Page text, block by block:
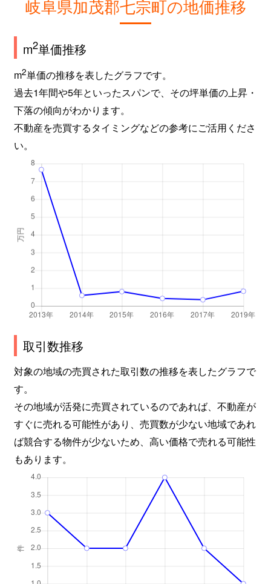
岐阜県加茂郡七宗町の地価推移
m2単価推移
m2単価の推移を表したグラフです。
過去1年間や5年といったスパンで、その坪単価の上昇・
下落の傾向がわかります。
不動産を売買するタイミングなどの参考にご活用くださ
い。
取引数推移
対象の地域の売買された取引数の推移を表したグラフで
す。
その地域が活発に売買されているのであれば、不動産が
すぐに売れる可能性があり、売買数が少ない地域であれ
ば競合する物件が少ないため、高い価格で売れる可能性
もあります。